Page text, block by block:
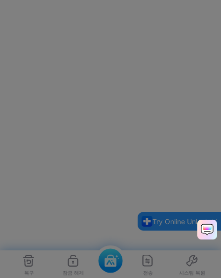
복구 잠금 해제 전송 시스팀 복원
Try Online Unlock